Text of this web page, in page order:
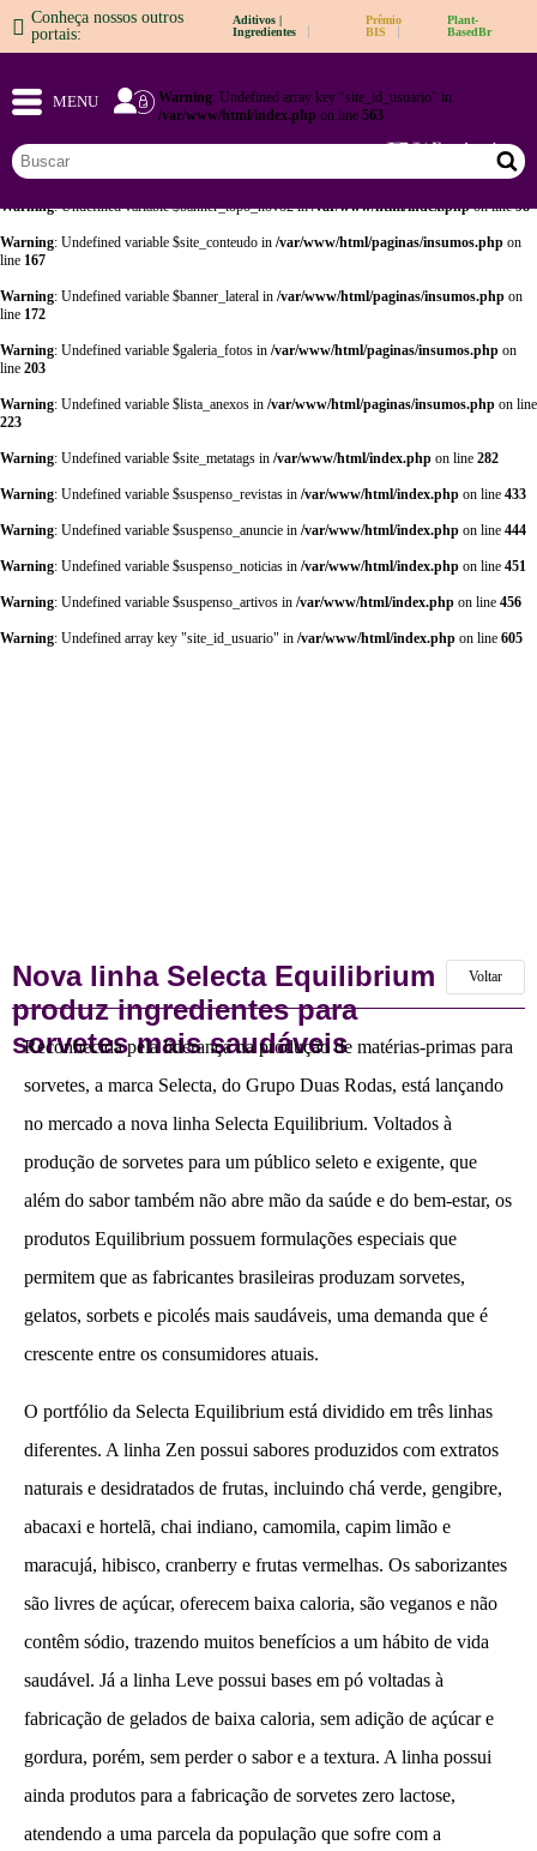
Warning: Undefined array key "opt" in /var/www/html/adm/sistema_cabecalho.php
57
line64
Warning: Undefined variable $banner_topo_novo in on line97
Warning: Undefined variable $banner_topo_novo2 in/var/www/html/index.phpon line98
Warning: Undefined variable $site_conteudo in /var/www/html/paginas/insumos.php on
line 167
Warning: Undefined variable $banner_lateral in /var/www/html/paginas/insumos.php on
line 172
Warning: Undefined variable $galeria_fotos in /var/www/html/paginas/insumos.php on
line 203
Warning: Undefined variable $lista_anexos in /var/www/html/paginas/insumos.php on line
223
Warning: Undefined variable $site_metatags in /var/www/html/index.php on line 282
Warning: Undefined variable $suspenso_revistas in /var/www/html/index.php on line 433
Warning: Undefined variable $suspenso_anuncie in /var/www/html/index.php on line 444
Warning: Undefined variable $suspenso_noticias in /var/www/html/index.php on line 451
Warning: Undefined variable $suspenso_artivos in /var/www/html/index.php on line 456
Conheça nossos outros
portais:
Aditivos |
Ingredientes
Prêmio
BIS
Plant-
BasedBr
MENU Warning: Undefined array key "site_id_usuario" in
/var/www/html/index.php on line 563
Warning: Undefined array key "site_id_usuario" in /var/www/html/index.php on line 605
Voltar
Nova linha Selecta Equilibrium
produz ingredientes para
sorvetes mais saudáveis
Reconhecida pela liderança na produção de matérias-primas para
sorvetes, a marca Selecta, do Grupo Duas Rodas, está lançando
no mercado a nova linha Selecta Equilibrium. Voltados à
produção de sorvetes para um público seleto e exigente, que
além do sabor também não abre mão da saúde e do bem-estar, os
produtos Equilibrium possuem formulações especiais que
permitem que as fabricantes brasileiras produzam sorvetes,
gelatos, sorbets e picolés mais saudáveis, uma demanda que é
crescente entre os consumidores atuais.
O portfólio da Selecta Equilibrium está dividido em três linhas
diferentes. A linha Zen possui sabores produzidos com extratos
naturais e desidratados de frutas, incluindo chá verde, gengibre,
abacaxi e hortelã, chai indiano, camomila, capim limão e
maracujá, hibisco, cranberry e frutas vermelhas. Os saborizantes
são livres de açúcar, oferecem baixa caloria, são veganos e não
contêm sódio, trazendo muitos benefícios a um hábito de vida
saudável. Já a linha Leve possui bases em pó voltadas à
fabricação de gelados de baixa caloria, sem adição de açúcar e
gordura, porém, sem perder o sabor e a textura. A linha possui
ainda produtos para a fabricação de sorvetes zero lactose,
atendendo a uma parcela da população que sofre com a